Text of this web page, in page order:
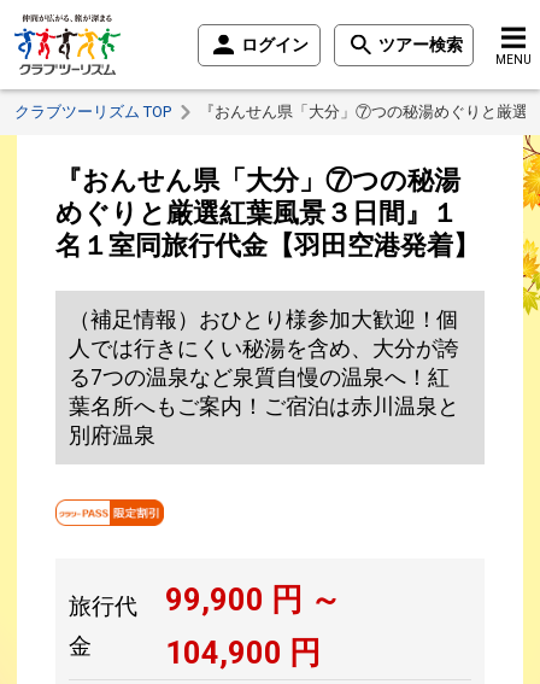
ログイン ツアー検索
MENU
クラブツーリズム TOP 『おんせん県「大分」⑦つの秘湯めぐりと厳選
『おんせん県「大分」⑦つの秘湯
めぐりと厳選紅葉風景３日間』１
名１室同旅行代金【羽田空港発着】
（補足情報）おひとり様参加大歓迎！個
人では行きにくい秘湯を含め、大分が誇
る7つの温泉など泉質自慢の温泉へ！紅
葉名所へもご案内！ご宿泊は赤川温泉と
別府温泉
旅行代
金
99,900 円 ～
104,900 円